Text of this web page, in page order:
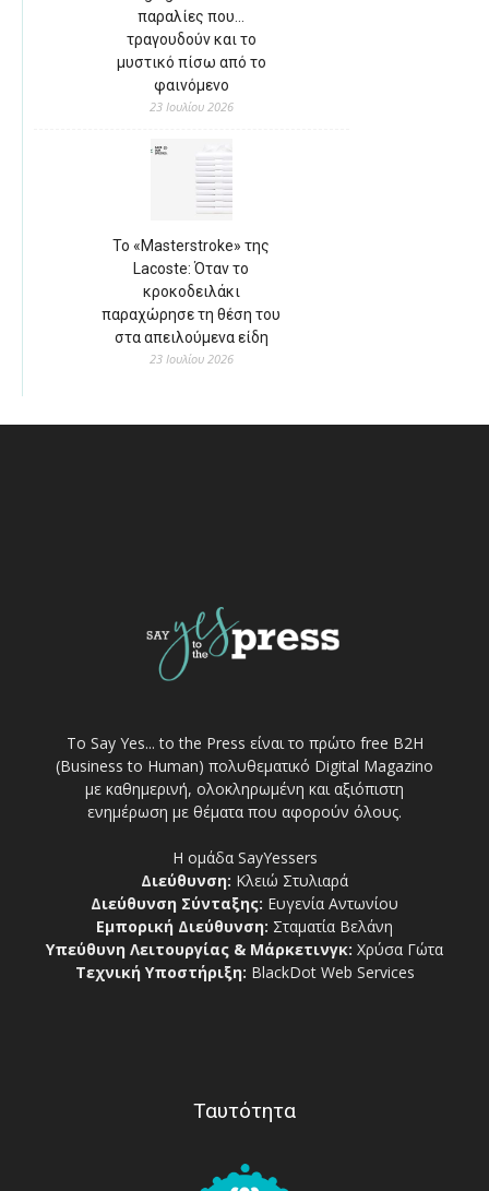
παραλίες που…
τραγουδούν και το
μυστικό πίσω από το
φαινόμενο
23 Ιουλίου 2026
Το «Masterstroke» της
Lacoste: Όταν το
κροκοδειλάκι
παραχώρησε τη θέση του
στα απειλούμενα είδη
23 Ιουλίου 2026
Το Say Yes... to the Press είναι το πρώτο free Β2Η
(Business to Human) πολυθεματικό Digital Magazino
με καθημερινή, ολοκληρωμένη και αξιόπιστη
ενημέρωση με θέματα που αφορούν όλους.
Η ομάδα SayYessers
Διεύθυνση: Κλειώ Στυλιαρά
Διεύθυνση Σύνταξης: Ευγενία Αντωνίου
Εμπορική Διεύθυνση: Σταματία Βελάνη
Υπεύθυνη Λειτουργίας & Μάρκετινγκ: Χρύσα Γώτα
Τεχνική Υποστήριξη: BlackDot Web Services
Ταυτότητα